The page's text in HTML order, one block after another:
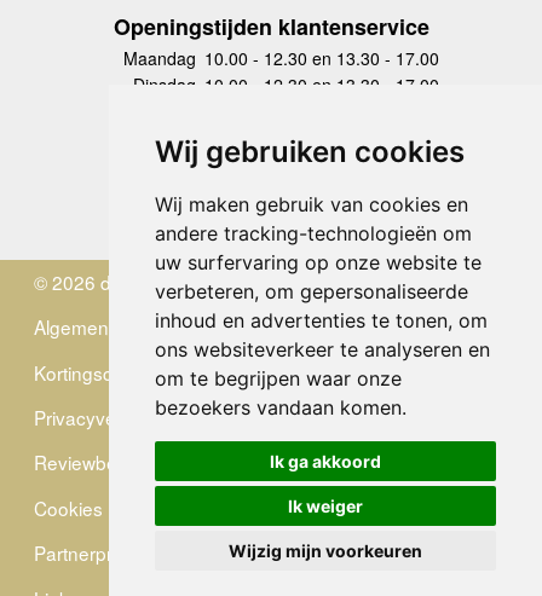
Wij gebruiken cookies
Wij maken gebruik van cookies en
andere tracking-technologieën om
uw surfervaring op onze website te
verbeteren, om gepersonaliseerde
inhoud en advertenties te tonen, om
ons websiteverkeer te analyseren en
om te begrijpen waar onze
bezoekers vandaan komen.
Ik ga akkoord
Ik weiger
Wijzig mijn voorkeuren
Openingstijden klantenservice
Maandag 10.00 - 12.30 en 13.30 - 17.00
Dinsdag 10.00 - 12.30 en 13.30 - 17.00
Donderdag
10.00 - 12.30 en 13.30 - 17.00
Vrijdag 10.00 - 12.30 en 13.30 - 17.00
Zaterdag
gesloten
Zondag gesloten
© 2026 de Zwerver
Algemene Voorwaarden
Kortingscode
Privacyverklaring
Reviewbeleid
Cookies
Partnerprogramma